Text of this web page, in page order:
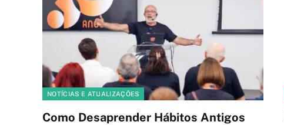
NOTÍCIAS E ATUALIZAÇÕES
Como Desaprender Hábitos Antigos